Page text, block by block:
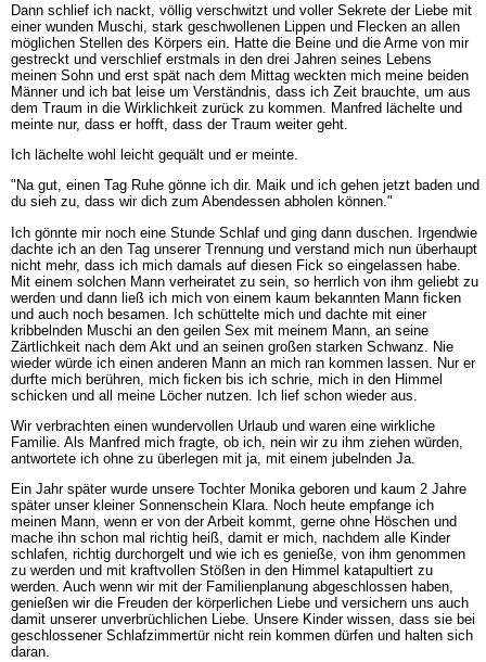
Dann schlief ich nackt, völlig verschwitzt und voller Sekrete der Liebe mit
einer wunden Muschi, stark geschwollenen Lippen und Flecken an allen
möglichen Stellen des Körpers ein. Hatte die Beine und die Arme von mir
gestreckt und verschlief erstmals in den drei Jahren seines Lebens
meinen Sohn und erst spät nach dem Mittag weckten mich meine beiden
Männer und ich bat leise um Verständnis, dass ich Zeit brauchte, um aus
dem Traum in die Wirklichkeit zurück zu kommen. Manfred lächelte und
meinte nur, dass er hofft, dass der Traum weiter geht.
Ich lächelte wohl leicht gequält und er meinte.
"Na gut, einen Tag Ruhe gönne ich dir. Maik und ich gehen jetzt baden und
du sieh zu, dass wir dich zum Abendessen abholen können."
Ich gönnte mir noch eine Stunde Schlaf und ging dann duschen. Irgendwie
dachte ich an den Tag unserer Trennung und verstand mich nun überhaupt
nicht mehr, dass ich mich damals auf diesen Fick so eingelassen habe.
Mit einem solchen Mann verheiratet zu sein, so herrlich von ihm geliebt zu
werden und dann ließ ich mich von einem kaum bekannten Mann ficken
und auch noch besamen. Ich schüttelte mich und dachte mit einer
kribbelnden Muschi an den geilen Sex mit meinem Mann, an seine
Zärtlichkeit nach dem Akt und an seinen großen starken Schwanz. Nie
wieder würde ich einen anderen Mann an mich ran kommen lassen. Nur er
durfte mich berühren, mich ficken bis ich schrie, mich in den Himmel
schicken und all meine Löcher nutzen. Ich lief schon wieder aus.
Wir verbrachten einen wundervollen Urlaub und waren eine wirkliche
Familie. Als Manfred mich fragte, ob ich, nein wir zu ihm ziehen würden,
antwortete ich ohne zu überlegen mit ja, mit einem jubelnden Ja.
Ein Jahr später wurde unsere Tochter Monika geboren und kaum 2 Jahre
später unser kleiner Sonnenschein Klara. Noch heute empfange ich
meinen Mann, wenn er von der Arbeit kommt, gerne ohne Höschen und
mache ihn schon mal richtig heiß, damit er mich, nachdem alle Kinder
schlafen, richtig durchorgelt und wie ich es genieße, von ihm genommen
zu werden und mit kraftvollen Stößen in den Himmel katapultiert zu
werden. Auch wenn wir mit der Familienplanung abgeschlossen haben,
genießen wir die Freuden der körperlichen Liebe und versichern uns auch
damit unserer unverbrüchlichen Liebe. Unsere Kinder wissen, dass sie bei
geschlossener Schlafzimmertür nicht rein kommen dürfen und halten sich
daran.